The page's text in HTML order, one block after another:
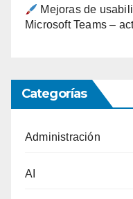
Mejoras de
Microsoft Teams –
Categorías
Administración
AI